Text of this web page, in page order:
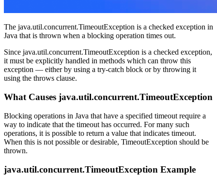
The java.util.concurrent.TimeoutException is a checked exception in
Java that is thrown when a blocking operation times out.
Since java.util.concurrent.TimeoutException is a checked exception,
it must be explicitly handled in methods which can throw this
exception — either by using a try-catch block or by throwing it
using the throws clause.
What Causes java.util.concurrent.TimeoutException
Blocking operations in Java that have a specified timeout require a
way to indicate that the timeout has occurred. For many such
operations, it is possible to return a value that indicates timeout.
When this is not possible or desirable, TimeoutException should be
thrown.
java.util.concurrent.TimeoutException Example